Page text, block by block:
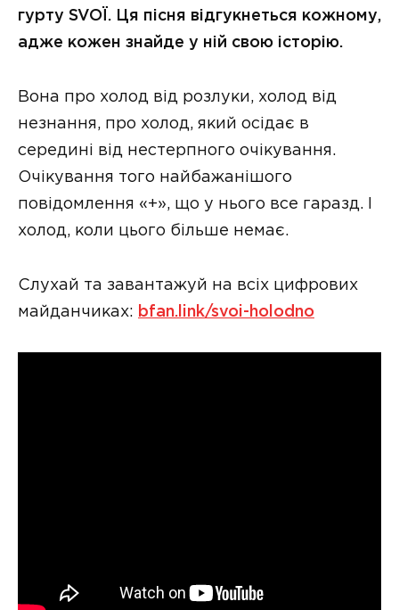
гурту SVOÏ. Ця пісня відгукнеться кожному,
адже кожен знайде у ній свою історію.
Вона про холод від розлуки, холод від
незнання, про холод, який осідає в
середині від нестерпного очікування.
Очікування того найбажанішого
повідомлення «+», що у нього все гаразд. І
холод, коли цього більше немає.
Слухай та завантажуй на всіх цифрових
майданчиках: bfan.link/svoi-holodno